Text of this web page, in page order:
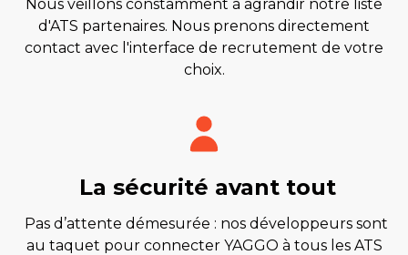
Nous veillons constamment à agrandir notre liste
d'ATS partenaires. Nous prenons directement
contact avec l'interface de recrutement de votre
choix.
La sécurité avant tout
Pas d’attente démesurée : nos développeurs sont
au taquet pour connecter YAGGO à tous les ATS